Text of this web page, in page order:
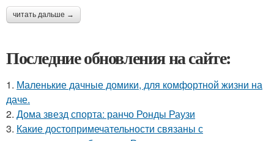
читать дальше →
Последние обновления на сайте:
1. Маленькие дачные домики, для комфортной жизни на
даче.
2. Дома звезд спорта: ранчо Ронды Раузи
3. Какие достопримечательности связаны с